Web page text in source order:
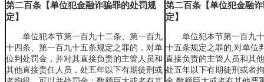
第二百条【单位犯金融诈骗罪的处罚规
定】
单位犯本节第一百九十二条、第一百九
十四条、第一百九十五条规定之罪的，对单
位判处罚金，并对其直接负责的主管人员和
其他直接责任人员，处五年以下有期徒刑或
第二百条【单位犯金融
定】
单位犯本节第一百九
十五条规定之罪的,对单位
直接负责的主管人员和其
处五年以下有期徒刑或者